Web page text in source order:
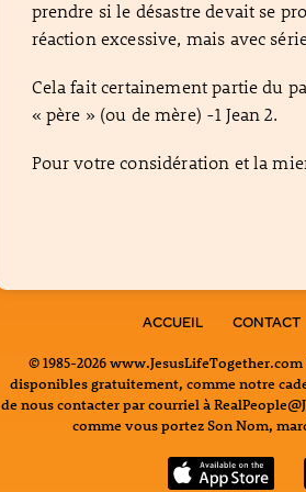
prendre si le désastre devait se
réaction excessive, mais avec
Cela fait certainement partie du
« père » (ou de mère) -1 Jean 2.
Pour votre considération et la
ACCUEIL CONTACT
© 1985-2026
disponibles gratuitement, comme notre
de nous contacter par courriel à
comme vous portez Son Nom,